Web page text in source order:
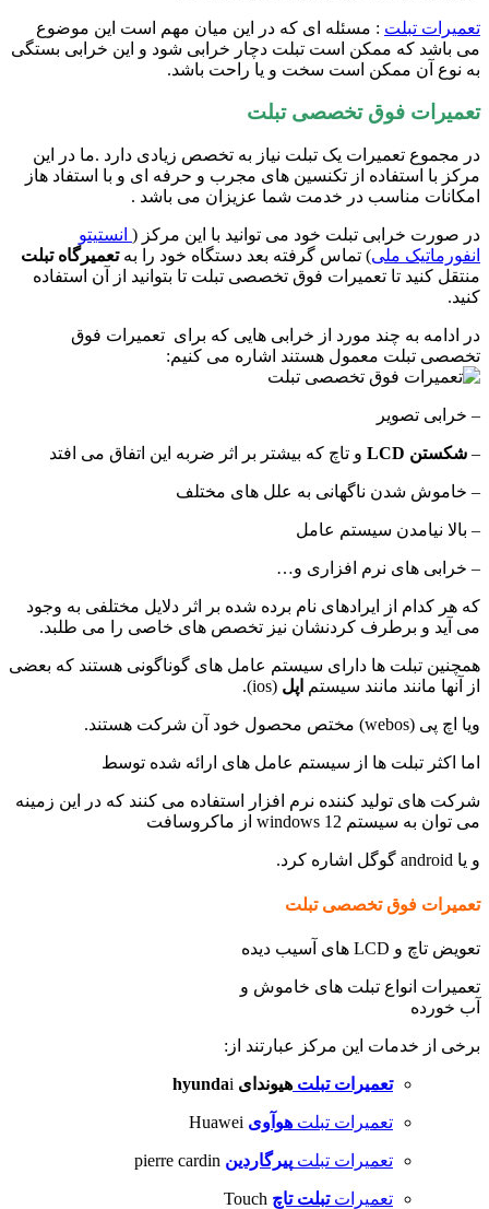
تعمیرات تبلت : مسئله ای که در این میان مهم است این موضوع
می باشد که ممکن است تبلت دچار خرابی شود و این خرابی بستگی
به نوع آن ممکن است سخت و یا راحت باشد.
تعمیرات فوق تخصصی تبلت
در مجموع تعمیرات یک تبلت نیاز به تخصص زیادی دارد .ما در این
مرکز با استفاده از تکنسین های مجرب و حرفه ای و با استفاد هاز
امکانات مناسب در خدمت شما عزیزان می باشد .
در صورت خرابی تبلت خود می توانید با این مرکز ( انستیتو
انفورماتیک ملی) تماس گرفته بعد دستگاه خود را بهتعمیرگاه تبلت
منتقل کنید تا تعمیرات فوق تخصصی تبلت تا بتوانید از آن استفاده
کنید.
در ادامه به چند مورد از خرابی هایی که برای تعمیرات فوق
تخصصی تبلت معمول هستند اشاره می کنیم:
– خرابی تصویر
– شکستن LCD و تاچ که بیشتر بر اثر ضربه این اتفاق می افتد
– خاموش شدن ناگهانی به علل های مختلف
– بالا نیامدن سیستم عامل
– خرابی های نرم افزاری و…
که هر کدام از ایرادهای نام برده شده بر اثر دلایل مختلفی به وجود
می آید و برطرف کردنشان نیز تخصص های خاصی را می طلبد.
همچنین تبلت ها دارای سیستم عامل های گوناگونی هستند که بعضی
از آنها مانند مانند سیستم اپل (ios).
ویا اچ پی (webos) مختص محصول خود آن شرکت هستند.
اما اکثر تبلت ها از سیستم عامل های ارائه شده توسط
شرکت های تولید کننده نرم افزار استفاده می کنند که در این زمینه
می توان به سیستم windows 12 از ماکروسافت
و یا android گوگل اشاره کرد.
تعمیرات فوق تخصصی تبلت
تعویض تاچ و LCD های آسیب دیده
تعمیرات انواع تبلت های خاموش و
آب خورده
برخی از خدمات این مرکز عبارتند از:
تعمیرات تبلت هیوندای hyunda i
تعمیرات تبلت هوآوی
تعمیرات تبلت پیرگاردین
تعمیراتتبلت تاچ